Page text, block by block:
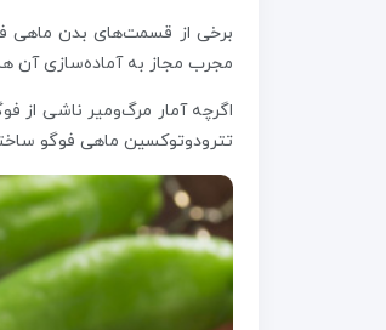
برخی از قسمت‌های بدن ماهی
مجرب مجاز به آماده‌سازی آن
اگرچه آمار مرگ‌ومیر ناشی از
تترودوتوکسین ماهی فوگو